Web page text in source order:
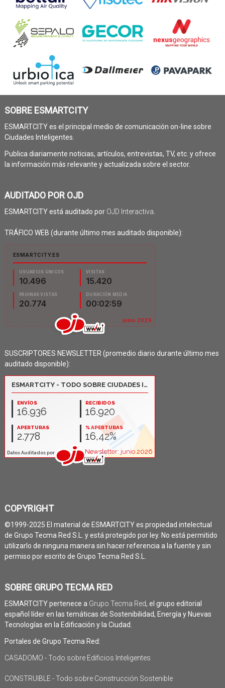
SOBRE ESMARTCITY
ESMARTCITY es el principal medio de comunicación on-line sobre
Ciudades Inteligentes.
Publica diariamente noticias, artículos, entrevistas, TV, etc. y ofrece
la información más relevante y actualizada sobre el sector.
AUDITADO POR OJD
ESMARTCITY está auditado por OJD Interactiva.
TRÁFICO WEB (durante último mes auditado disponible):
SUSCRIPTORES NEWSLETTER (promedio diario durante último mes
auditado disponible):
COPYRIGHT
©1999-2025 El material de ESMARTCITY es propiedad intelectual
de Grupo Tecma Red S.L. y está protegido por ley. No está permitido
utilizarlo de ninguna manera sin hacer referencia a la fuente y sin
permiso por escrito de Grupo Tecma Red S.L.
SOBRE GRUPO TECMA RED
ESMARTCITY pertenece a Grupo Tecma Red, el grupo editorial
español líder en las temáticas de Sostenibilidad, Energía y Nuevas
Tecnologías en la Edificación y la Ciudad.
Portales de Grupo Tecma Red:
CASADOMO - Todo sobre Edificios Inteligentes
CONSTRUIBLE - Todo sobre Construcción Sostenible